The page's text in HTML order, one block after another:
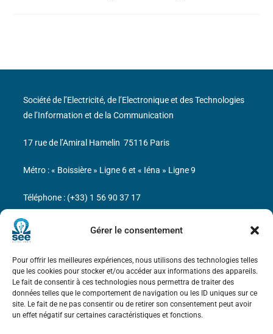
Gérer le consentement
Pour offrir les meilleures expériences, nous utilisons des technologies telles
que les cookies pour stocker et/ou accéder aux informations des appareils.
Le fait de consentir à ces technologies nous permettra de traiter des
données telles que le comportement de navigation ou les ID uniques sur ce
site. Le fait de ne pas consentir ou de retirer son consentement peut avoir
un effet négatif sur certaines caractéristiques et fonctions.
Bicentenaire des découvertes d’André-
Marie Ampère
Mentions légales
Société de l’Electricité, de l’Electronique et des Technologies
de l’Information et de la Communication
17 rue de l’Amiral Hamelin 75116 Paris
Métro : « Boissière » Ligne 6 et « Iéna » Ligne 9
Téléphone : (+33) 1 56 90 37 17
N° de SIREN : 785 393 232, Code APE : 9412Z TVA intra-
communautaire : FR44 785 393 232